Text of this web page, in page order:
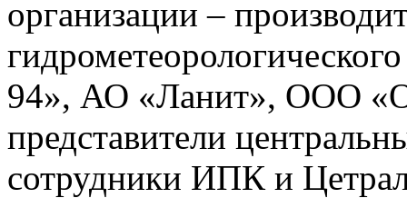
организации –
94», АО «Ланит», ООО
представители
сотрудники ИПК и